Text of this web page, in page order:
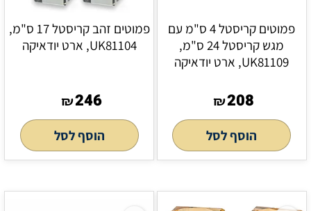
פמוטים קריסטל 4 ס"מ עם
מגש קריסטל 24 ס"מ,
UK81109, ארט יודאיקה
₪208
הוסף לסל
פמוטים זהב קריסטל 17 ס"מ,
UK81104, ארט יודאיקה
₪246
הוסף לסל